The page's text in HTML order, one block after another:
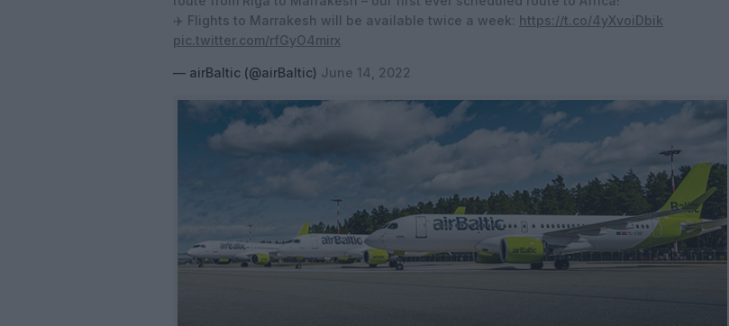
✈️ Flights to Marrakesh will be available twice a week: https://t.co/4yXvoiDbik
pic.twitter.com/rfGyO4mirx
— airBaltic (@airBaltic) June 14, 2022